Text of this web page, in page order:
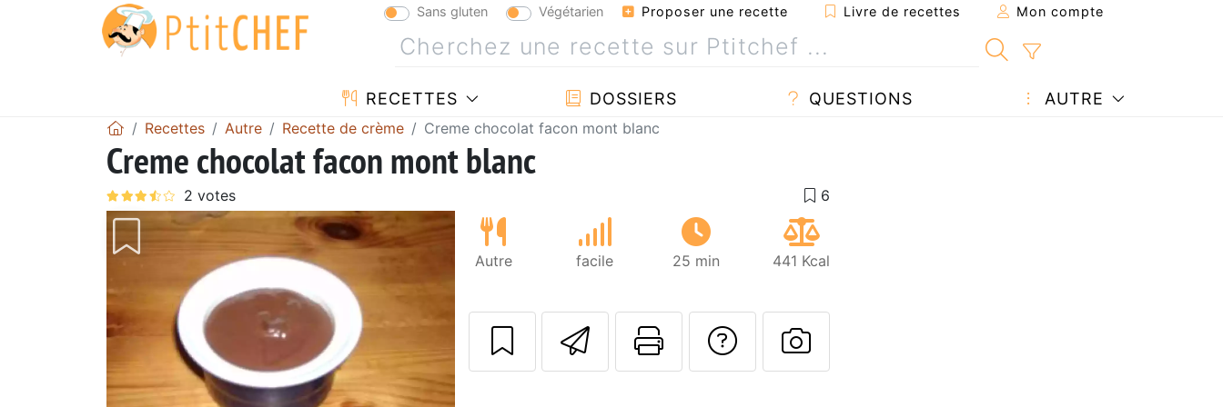
Sans gluten Végétarien Proposer une recette Livre de recettes Mon compte
RECETTES DOSSIERS QUESTIONS AUTRE
Recettes Autre Recette de crème Creme chocolat facon mont blanc
Creme chocolat facon mont blanc
Autre facile 25 min 441 Kcal
Envoyer cette recette à un ami
Imprimer cette page
Poser une question à l'auteur
Publier votre photo de cette